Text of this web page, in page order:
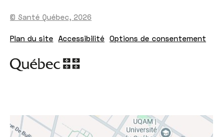
© Santé Québec, 2026
Plan du site Accessibilité Options de consentement